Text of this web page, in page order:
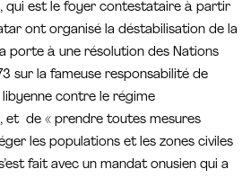
qui est le foyer contestataire à partir
ont organisé la déstabilisation de la
porte à une résolution des Nations
sur la fameuse responsabilité de
contre le régime
et de « prendre toutes mesures
les populations et les zones civiles
fait avec un mandat onusien qui a